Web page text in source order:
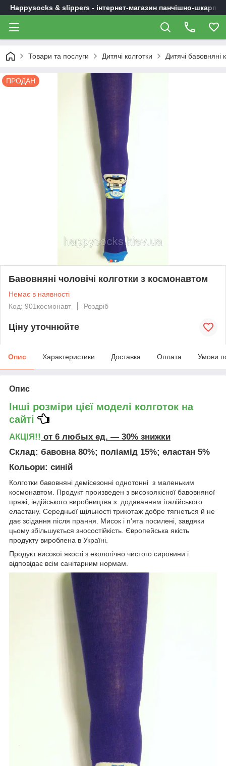
Happysocks & slippers - інтернет-магазин панчішно-
Товари та послуги Дитячі колготки Дитячі бавовняні
ПРОДАН
Бавовняні чоловічі колготки з космонавтом
Немає в наявності
Код: 901космонавт
Роздріб
Ціну уточнюйте
Опис Характеристики Доставка Оплата Умови
Опис
Інші розміри цієї моделі колготок на
сайті
АКЦІЯ!! от 6 любых ед. ― 30% знижки
Склад: бавовна 80%; поліамід 15%; еластан 5%
Кольори: синій
Колготки бавовняні демісезонні однотонні з маленьким
космонавтом. Продукт произведен з високоякісної бавовняної
пряжі, індійського виробництва з додаванням італійського
еластану. Середньої щільності трикотаж добре тягнеться й не
дає зсідання після прання. Мисок і п'ята посилені, завдяки
цьому збільшується зносостійкість. Європейська якість
продукту вироблена в Україні.
Продукт високої якості з екологічно чистого сировини і
відповідає всім санітарним нормам.